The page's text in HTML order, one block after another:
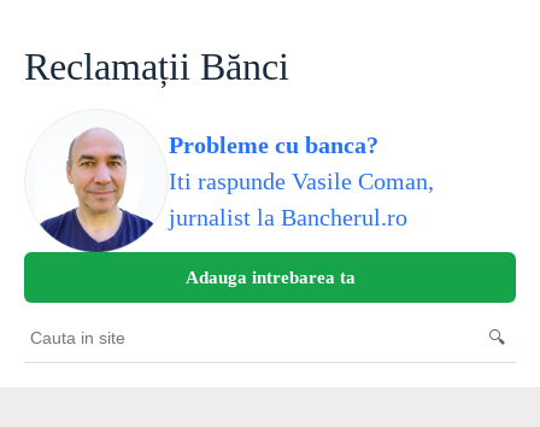
contentReclamații Bănci
Probleme cu banca?
Iti raspunde Vasile Coman,
jurnalist la Bancherul.ro
Adauga intrebarea ta
Cauta
in
🔍